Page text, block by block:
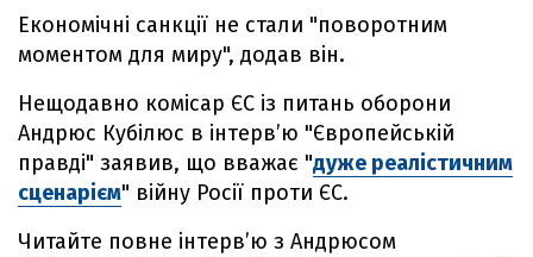
Економічні санкції не стали "поворотним
моментом для миру", додав він.
Нещодавно комісар ЄС із питань оборони
Андрюс Кубілюс в інтерв’ю "Європейській
правді" заявив, що вважає "дуже реалістичним
сценарієм" війну Росії проти ЄС.
Читайте повне інтервʼю з Андрюсом